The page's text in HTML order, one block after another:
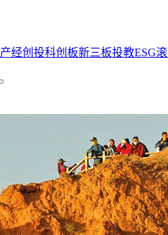
产经创投科创板新三板投教ESG